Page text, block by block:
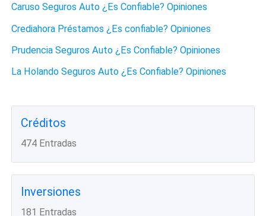
Caruso Seguros Auto ¿Es Confiable? Opiniones
Crediahora Préstamos ¿Es confiable? Opiniones
Prudencia Seguros Auto ¿Es Confiable? Opiniones
La Holando Seguros Auto ¿Es Confiable? Opiniones
Créditos
474 Entradas
Inversiones
181 Entradas